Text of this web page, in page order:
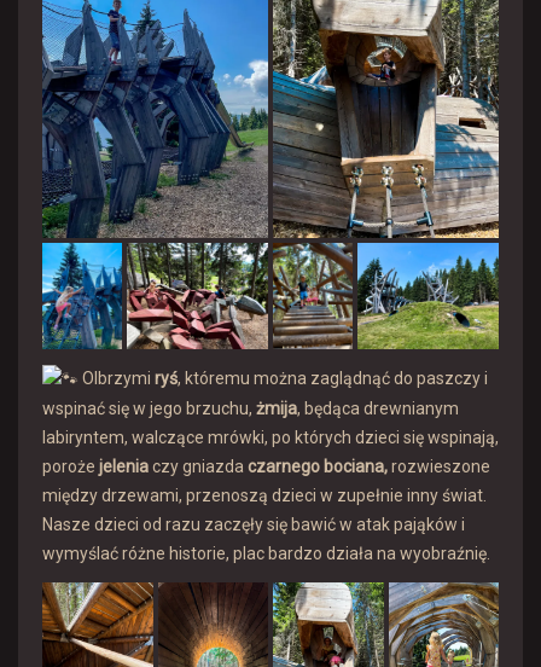
Olbrzymi ryś, któremu można zaglądnąć do paszczy i
wspinać się w jego brzuchu, żmija, będąca drewnianym
labiryntem, walczące mrówki, po których dzieci się wspinają,
poroże jeleniaczy gniazdaczarnego bociana,rozwieszone
między drzewami, przenoszą dzieci w zupełnie inny świat.
Nasze dzieci od razu zaczęły się bawić w atak pająków i
wymyślać różne historie, plac bardzo działa na wyobraźnię.